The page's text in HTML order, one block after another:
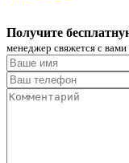
Получите
менеджер свяжется с